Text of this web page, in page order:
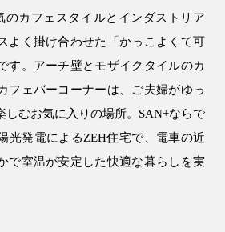
のカフェスタイルとインダストリア
よく掛け合わせた「かっこよくて可
す。アーチ壁とモザイクタイルのカ
フェバーコーナーは、ご夫婦がゆっ
しむお気に入りの場所。SAN+ならで
光発電によるZEH住宅で、電車の近
で室温が安定した快適な暮らしを実
ム・リノベーション
ム・リノベーション
建築
物